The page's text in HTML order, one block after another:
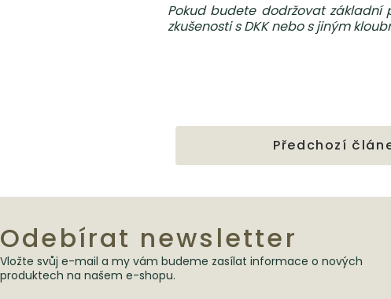
Pokud budete dodržovat základní
zkušenosti s DKK nebo s jiným
Předchozí
Zápatí
Odebírat newsletter
Vložte svůj e-mail a my vám budeme zasílat informace o nových
produktech na našem e-shopu.